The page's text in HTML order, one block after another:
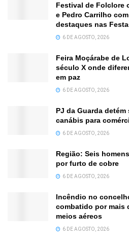
Festival de Folclore
e Pedro Carrilho
destaques nas
6 DE AGOSTO, 2026
Feira Moçárabe de
século X onde
em paz
6 DE AGOSTO, 2026
PJ da Guarda
canábis para
6 DE AGOSTO, 2026
Região: Seis
por furto de cobre
6 DE AGOSTO, 2026
Incêndio no
combatido por mais
meios aéreos
6 DE AGOSTO, 2026